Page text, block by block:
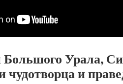
Урала,
чудотворца и